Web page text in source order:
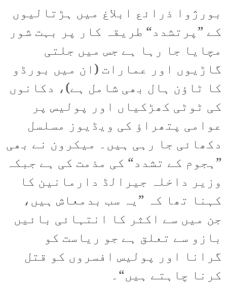
بورژوا ذرائع ابلاغ میں ہڑتالیوں
کے ”پرتشدد“ طریقہ کار پر بہت شور
مچایا جا رہا ہے جس میں جلتی
گاڑیوں اور عمارات (ان میں بورڈو
کا ٹاؤن ہال بھی شامل ہے)، دکانوں
کی ٹوٹی کھڑکیاں اور پولیس پر
عوامی پتھراؤ کی ویڈیوز مسلسل
دکھائی جا رہی ہیں۔ میکرون نے بھی
”ہجوم کے تشدد“ کی مذمت کی ہے جبکہ
وزیر داخلہ جیرالڈ دارمانین کا
کہنا تھا کہ ”یہ سب بدمعاش ہیں،
جن میں سے اکثر کا انتہائی بائیں
بازو سے تعلق ہے جو ریاست کو
گرانا اور پولیس افسروں کو قتل
کرنا چاہتے ہیں“۔